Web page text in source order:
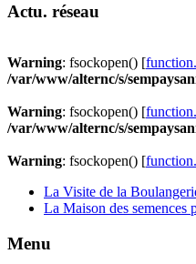
Actu. réseau
Warning: fsockopen() [
/var/www/alternc/s/
Warning: fsockopen() [
/var/www/alternc/s/
Warning: fsockopen() [
La Visite de la
La Maison des semences
Menu